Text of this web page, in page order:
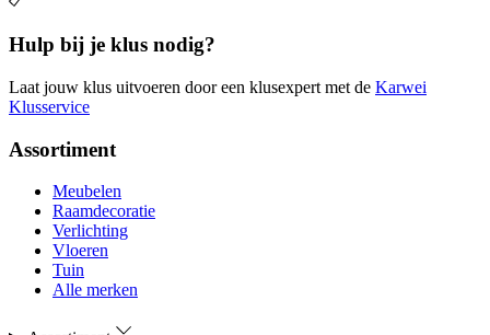
Hulp bij je klus nodig?
Laat jouw klus uitvoeren door een klusexpert met de Karwei
Klusservice
Assortiment
Meubelen
Raamdecoratie
Verlichting
Vloeren
Tuin
Alle merken